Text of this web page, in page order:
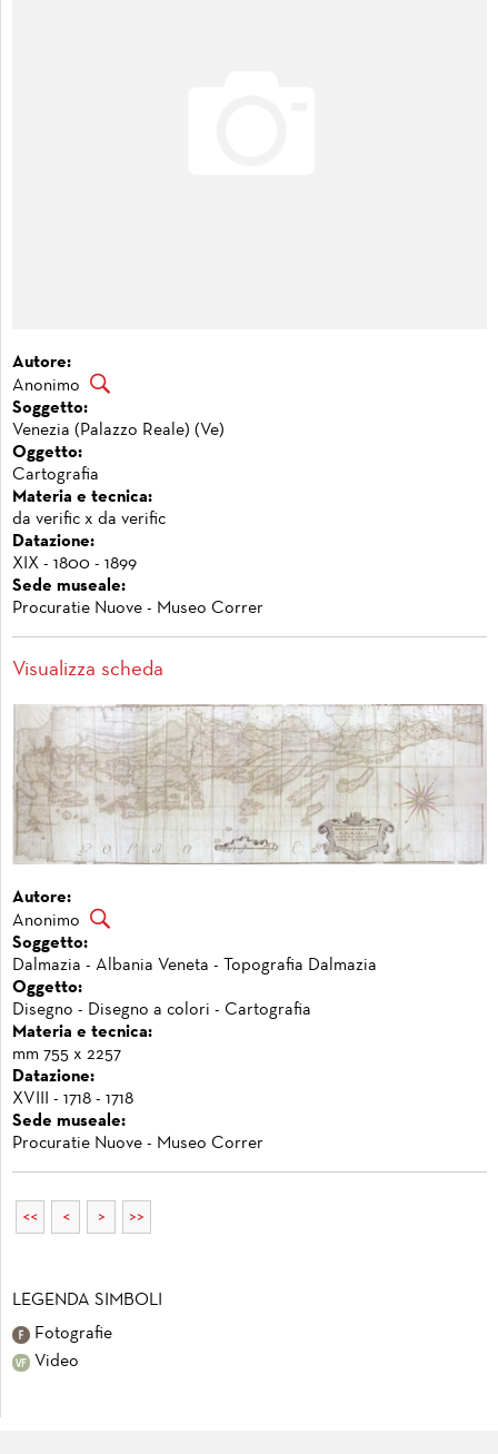
Autore:
Anonimo
Soggetto:
Venezia (Palazzo Reale) (Ve)
Oggetto:
Cartografia
Materia e tecnica:
da verific x da verific
Datazione:
XIX - 1800 - 1899
Sede museale:
Procuratie Nuove - Museo Correr
Visualizza scheda
Autore:
Anonimo
Soggetto:
Dalmazia - Albania Veneta - Topografia Dalmazia
Oggetto:
Disegno - Disegno a colori - Cartografia
Materia e tecnica:
mm 755 x 2257
Datazione:
XVIII - 1718 - 1718
Sede museale:
Procuratie Nuove - Museo Correr
<< < > >>
LEGENDA SIMBOLI
Fotografie
Video